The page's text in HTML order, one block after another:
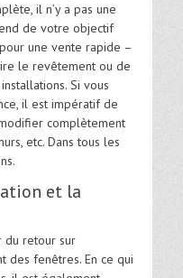
il n’y a pas une
de votre objectif
une vente rapide –
le revêtement ou de
Si vous
il est impératif de
complètement
etc. Dans tous les
et la
du retour sur
des fenêtres. En ce qui